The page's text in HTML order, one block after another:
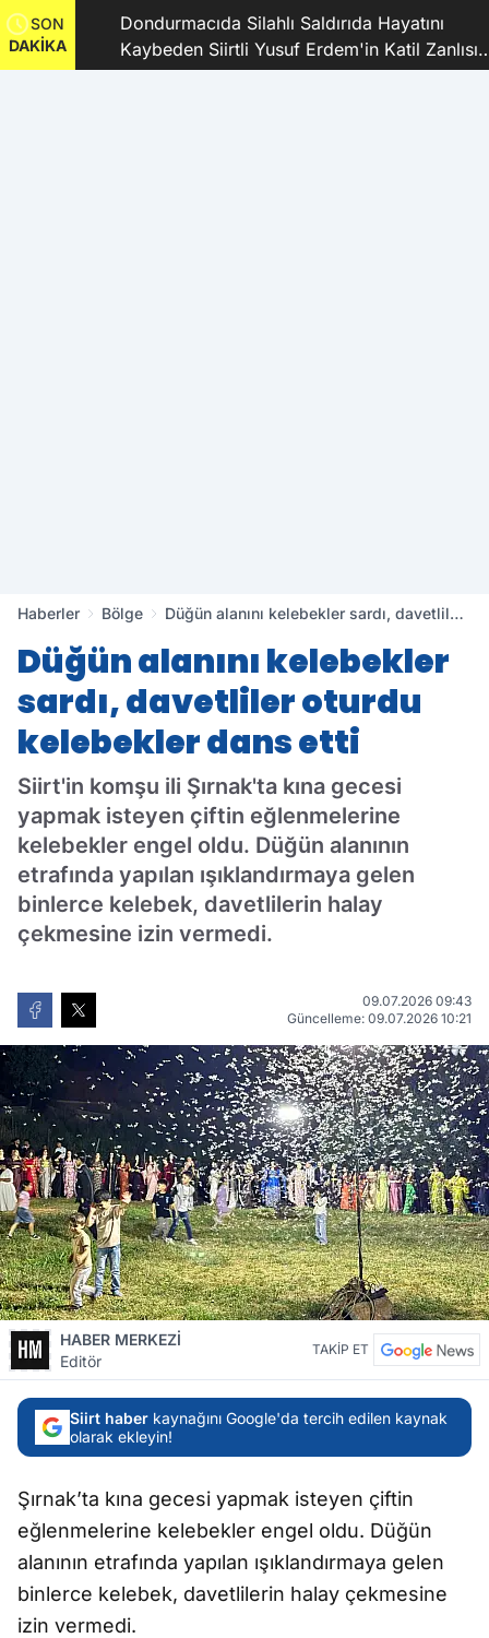
SON
DAKİKA
Dondurmacıda Silahlı Saldırıda Hayatını
Kaybeden Siirtli Yusuf Erdem'in Katil Zanlısı
ve 9 Şüpheli Tutuklandı
Haberler Bölge
Düğün alanını kelebekler sardı, davetliler
Düğün alanını kelebekler
sardı, davetliler oturdu
kelebekler dans etti
Siirt'in komşu ili Şırnak'ta kına gecesi
yapmak isteyen çiftin eğlenmelerine
kelebekler engel oldu. Düğün alanının
etrafında yapılan ışıklandırmaya gelen
binlerce kelebek, davetlilerin halay
çekmesine izin vermedi.
09.07.2026 09:43
Güncelleme: 09.07.2026 10:21
HABER MERKEZİ
Editör
TAKİP ET
Siirt haber kaynağını Google'da tercih edilen kaynak
olarak ekleyin!
Şırnak’ta kına gecesi yapmak isteyen çiftin
eğlenmelerine kelebekler engel oldu. Düğün
alanının etrafında yapılan ışıklandırmaya gelen
binlerce kelebek, davetlilerin halay çekmesine
izin vermedi.